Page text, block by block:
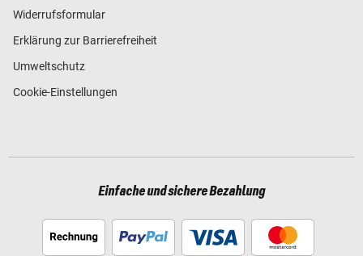
Widerrufsformular
Erklärung zur Barrierefreiheit
Umweltschutz
Cookie-Einstellungen
Einfache und sichere Bezahlung